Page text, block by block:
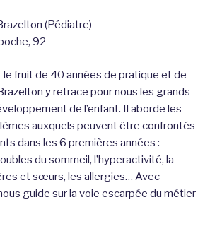
(Pédiatre)
92
fruit de 40 années de pratique et de
y retrace pour nous les grands
de l’enfant. Il aborde les
auxquels peuvent être confrontés
dans les 6 premières années :
du sommeil, l’hyperactivité, la
et sœurs, les allergies… Avec
guide sur la voie escarpée du métier